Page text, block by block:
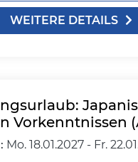
WEITERE DETAILS
Vorkenntnissen
Mo. 18.01.2027 - Fr.